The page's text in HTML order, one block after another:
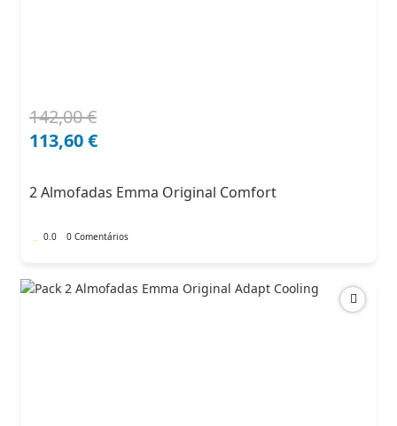
142,00€
O
preço
142,00 €.
113,60€
O
preço
113,60 €.
2 Almofadas Emma Original Comfort
0.0 0 Comentários